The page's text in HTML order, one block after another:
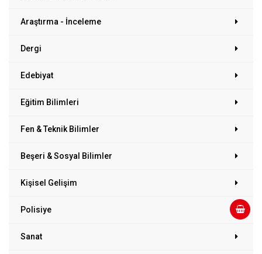
Araştırma - İnceleme
Dergi
Edebiyat
Eğitim Bilimleri
Fen & Teknik Bilimler
Beşeri & Sosyal Bilimler
Kişisel Gelişim
Polisiye
Sanat